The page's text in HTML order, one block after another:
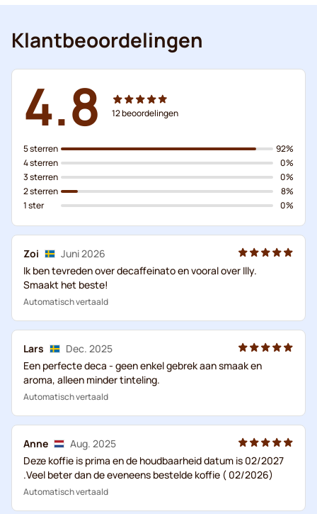
Klantbeoordelingen
4.8 12beoordelingen
5 sterren
4 sterren
3 sterren
2 sterren
1 ster
92%
0%
0%
8%
0%
Zoi
Juni 2026
Ik ben tevreden over decaffeinato en vooral over Illy.
Smaakt het beste!
Automatisch vertaald
Lars
Dec. 2025
Een perfecte deca - geen enkel gebrek aan smaak en
aroma, alleen minder tinteling.
Automatisch vertaald
Anne
Aug. 2025
Deze koffie is prima en de houdbaarheid datum is 02/2027
.Veel beter dan de eveneens bestelde koffie ( 02/2026)
Automatisch vertaald